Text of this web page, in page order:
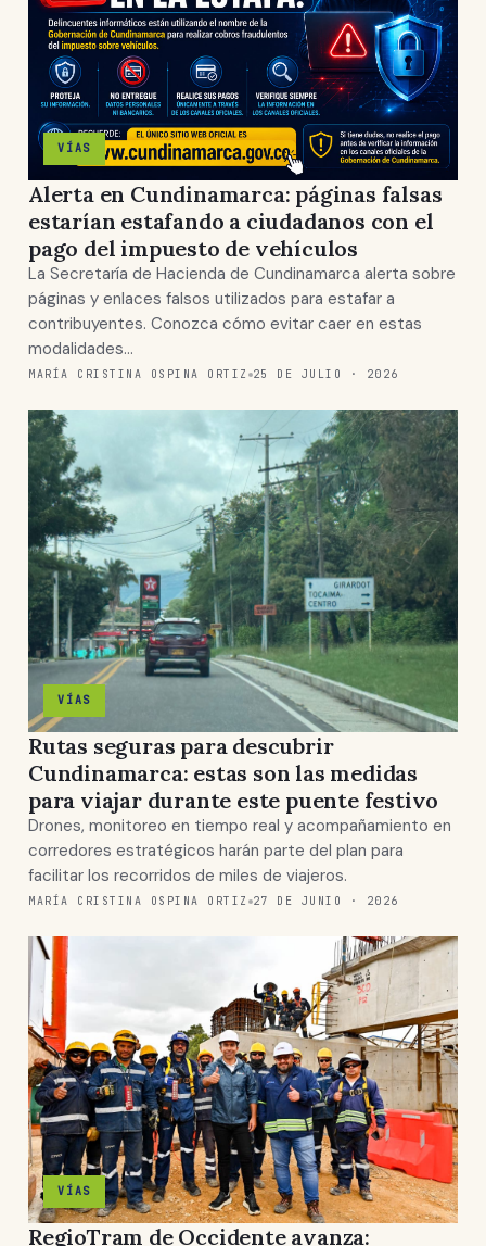
VÍAS
Alerta en Cundinamarca: páginas falsas
estarían estafando a ciudadanos con el
pago del impuesto de vehículos
La Secretaría de Hacienda de Cundinamarca alerta sobre
páginas y enlaces falsos utilizados para estafar a
contribuyentes. Conozca cómo evitar caer en estas
modalidades…
MARÍA CRISTINA OSPINA ORTIZ 25 DE JULIO · 2026
VÍAS
Rutas seguras para descubrir
Cundinamarca: estas son las medidas
para viajar durante este puente festivo
Drones, monitoreo en tiempo real y acompañamiento en
corredores estratégicos harán parte del plan para
facilitar los recorridos de miles de viajeros.
MARÍA CRISTINA OSPINA ORTIZ 27 DE JUNIO · 2026
VÍAS
RegioTram de Occidente avanza: